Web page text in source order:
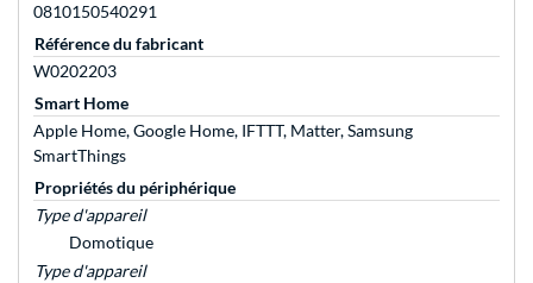
0810150540291
Référence du fabricant
W0202203
Smart Home
Apple Home, Google Home, IFTTT, Matter, Samsung
SmartThings
Propriétés du périphérique
Type d'appareil
Domotique
Type d'appareil